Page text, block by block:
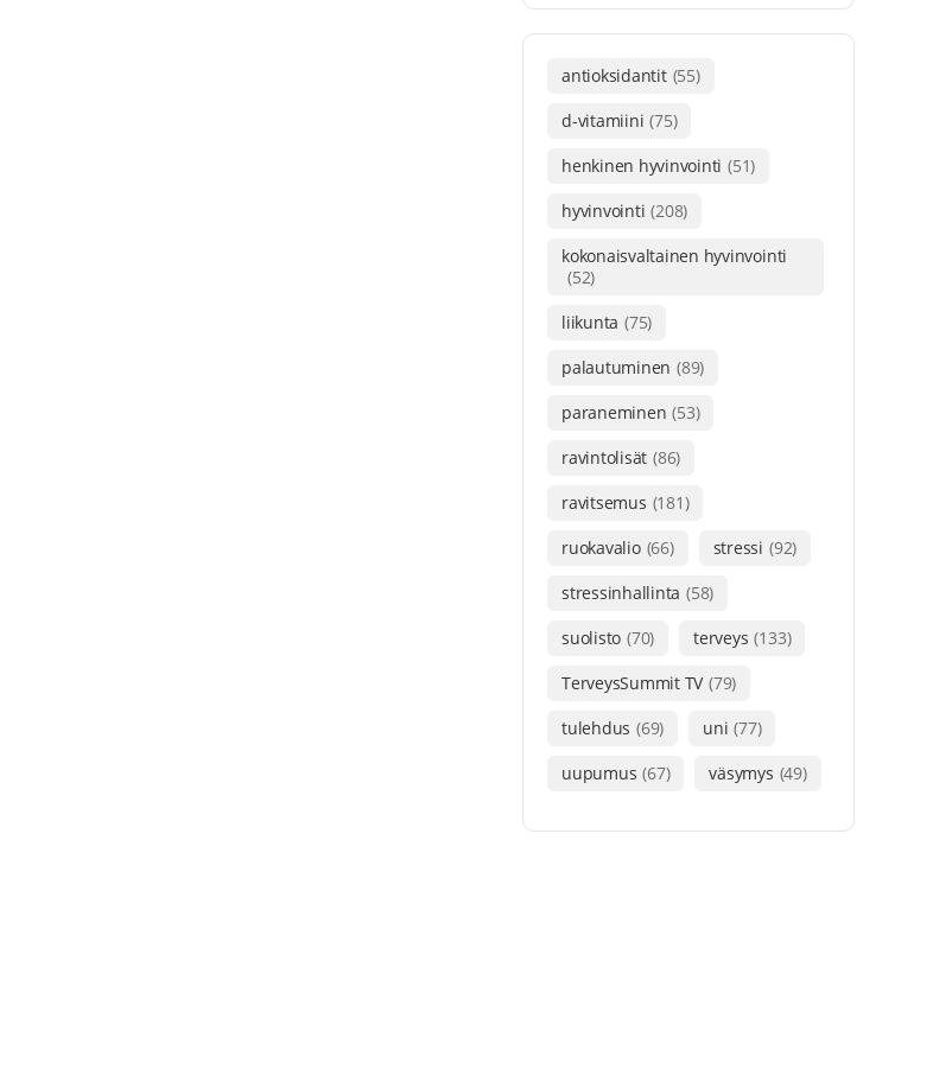
antioksidantit (55)
d-vitamiini (75)
henkinen hyvinvointi (51)
hyvinvointi (208)
kokonaisvaltainen hyvinvointi
(52)
liikunta (75)
palautuminen (89)
paraneminen (53)
ravintolisät (86)
ravitsemus (181)
ruokavalio (66) stressi (92)
stressinhallinta (58)
suolisto (70) terveys (133)
TerveysSummit TV (79)
tulehdus (69) uni (77)
uupumus (67) väsymys (49)